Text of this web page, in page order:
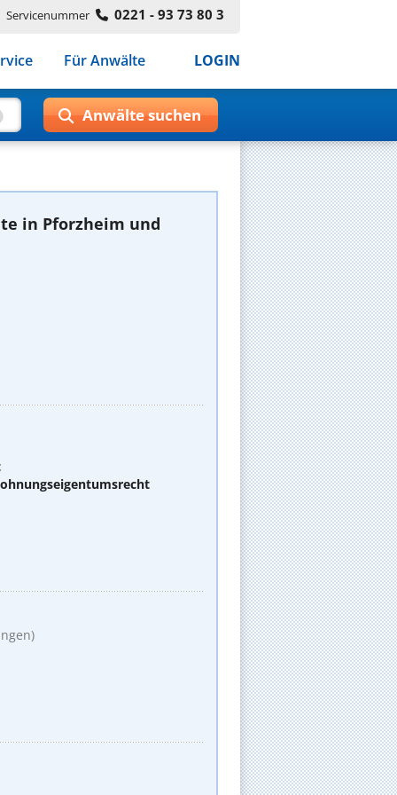
Servicenummer 0221 - 93 73 80 3
Für Anwälte LOGIN
in Pforzheim und